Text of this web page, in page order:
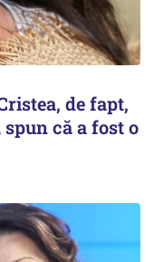
de fapt,
că a fost o